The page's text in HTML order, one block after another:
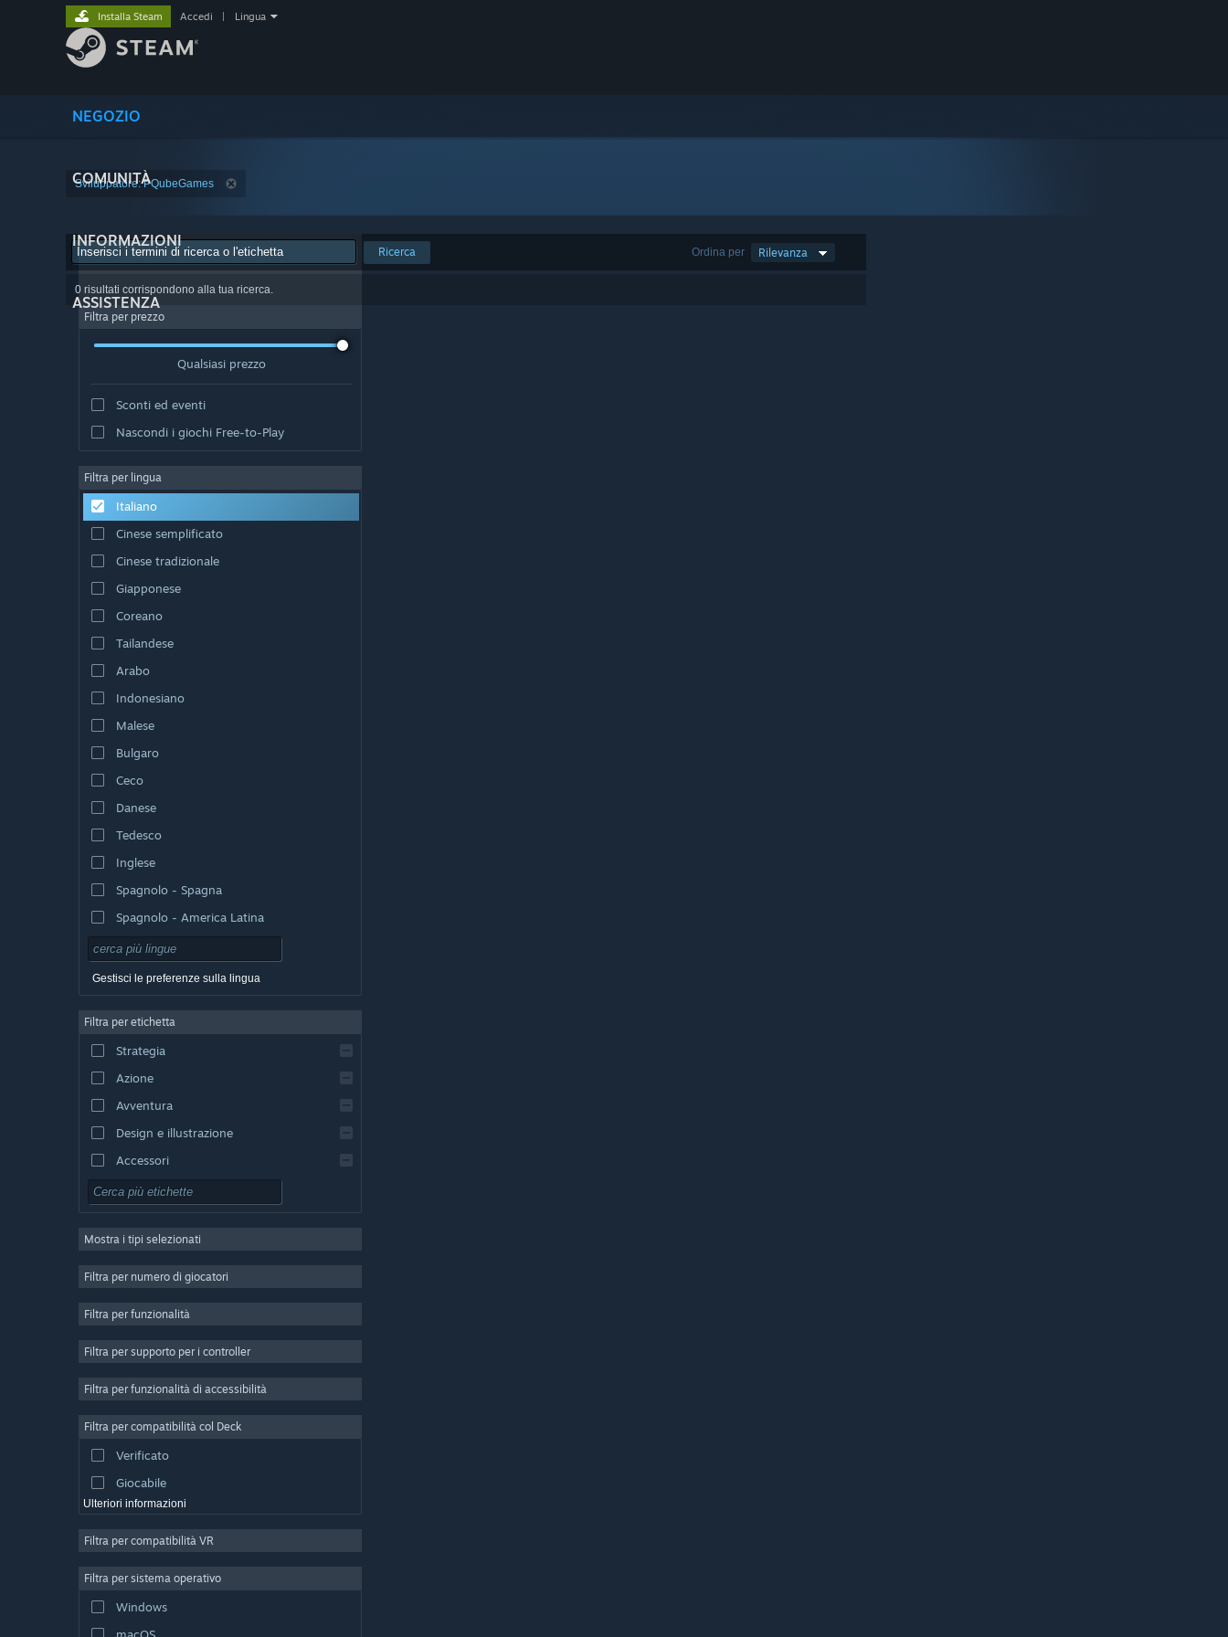
NEGOZIO
COMUNITÀ
INFORMAZIONI
ASSISTENZA
Installa Steam Accedi Lingua
Sviluppatore: PQubeGames
Ordina per Rilevanza
Ricerca
0 risultati corrispondono alla tua ricerca.
Filtra per prezzo
Qualsiasi prezzo
Sconti ed eventi
Nascondi i giochi Free-to-Play
Filtra per lingua
Italiano
Cinese semplificato
Cinese tradizionale
Giapponese
Coreano
Tailandese
Arabo
Indonesiano
Malese
Bulgaro
Ceco
Danese
Tedesco
Inglese
Spagnolo - Spagna
Spagnolo - America Latina
Gestisci le preferenze sulla lingua
Filtra per etichetta
Strategia
Azione
Avventura
Design e illustrazione
Accessori
Free-to-Play
Multigiocatore di massa
Simulazione
Produzione di video
Fotoritocco
Mostra i tipi selezionati
Filtra per numero di giocatori
Filtra per funzionalità
Filtra per supporto per i controller
Filtra per funzionalità di accessibilità
Filtra per compatibilità col Deck
Verificato
Giocabile
Ulteriori informazioni
Filtra per compatibilità VR
Filtra per sistema operativo
Windows